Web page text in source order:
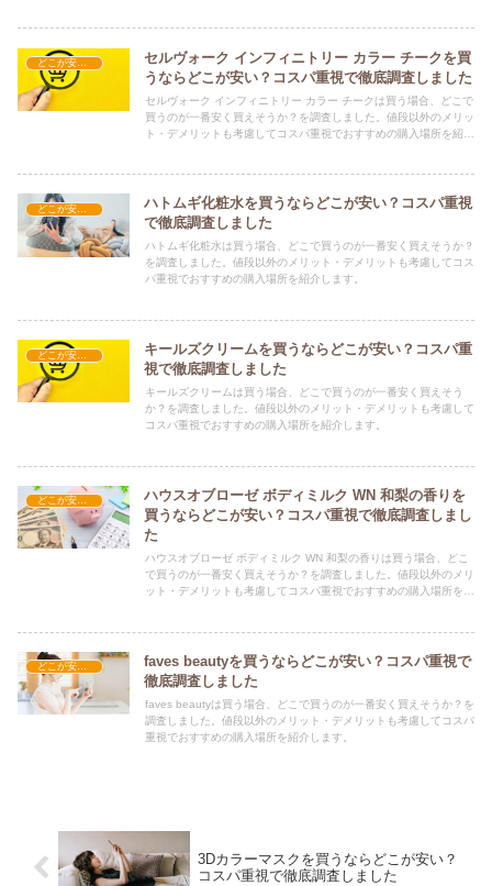
セルヴォーク インフィニトリー カラー チークを買
うならどこが安い？コスパ重視で徹底調査しました
セルヴォーク インフィニトリー カラー チークは買う場合、どこで
買うのが一番安く買えそうか？を調査しました。値段以外のメリッ
ト・デメリットも考慮してコスパ重視でおすすめの購入場所を紹介
ハトムギ化粧水を買うならどこが安い？コスパ重視
で徹底調査しました
ハトムギ化粧水は買う場合、どこで買うのが一番安く買えそうか？
を調査しました。値段以外のメリット・デメリットも考慮してコス
パ重視でおすすめの購入場所を紹介します。
キールズクリームを買うならどこが安い？コスパ重
視で徹底調査しました
キールズクリームは買う場合、どこで買うのが一番安く買えそう
か？を調査しました。値段以外のメリット・デメリットも考慮して
コスパ重視でおすすめの購入場所を紹介します。
どこが安い？-コスメ・美容品
ハウスオブローゼ ボディミルク WN 和梨の香りを
買うならどこが安い？コスパ重視で徹底調査しまし
た
ハウスオブローゼ ボディミルク WN 和梨の香りは買う場合、どこ
で買うのが一番安く買えそうか？を調査しました。値段以外のメリ
ット・デメリットも考慮してコスパ重視でおすすめの購入場所を紹
どこが安い？-コスメ・美容品
faves beautyを買うならどこが安い？コスパ重視で
徹底調査しました
faves beautyは買う場合、どこで買うのが一番安く買えそうか？を
調査しました。値段以外のメリット・デメリットも考慮してコスパ
重視でおすすめの購入場所を紹介します。
3Dカラーマスクを買うならどこが安い？
コスパ重視で徹底調査しました